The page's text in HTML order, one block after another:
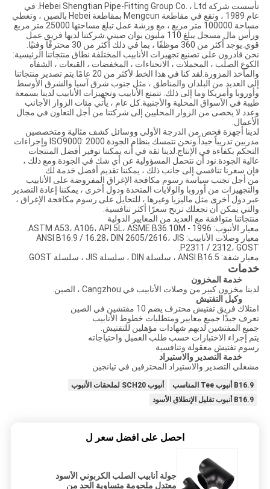
تأسست شركة Hebei Shengtian Pipe-Fitting Group Co. ، Ltd. في
عام 1989 ، وتقع في مقاطعة Mengcun بمقاطعة Hebei بالصين ، وتغطي
مساحة 100000 متر مربع ، مع ورشة عمل تبلغ مساحتها 25000 متر مربع
ورأس مال مسجل يبلغ 110 مليون يوان صيني.شركتنا لديها فريق عمل
قوي.يوجد أكثر من 360 موظفًا ، بما في ذلك أكثر من 30 محترفًا وفنيًا.
نحن قادرون على تصنيع تجهيزات الأنابيب المختلفة.نطاق منتجاتنا الرئيسية:
الكوع الصلب ، المحملات ، الانحناءات ، المخفضات ، القبعات ، الشفاه
والمآخذ المزورة.لقد كنا في هذا الخط لأكثر من 20 عامًا.يتم تصدير منتجاتنا
إلى العديد من البلدان والمناطق ، مثل جنوب شرق آسيا والشرق الأوسط
وأوروبا وأمريكا وما إلى ذلك. تتمتع الأنابيب وتجهيزات الأنابيب لدينا بسمعة
طيبة في الأسواق المحلية والأجنبية.كل عام ، يأتي مئات الزوار الأجانب
وعدد لا يحصى من الزوار المحليين إلى شركتنا من أجل التعاون في مجال
الأعمال.
لدينا أجهزة فحص من الدرجة الأولى ووسائل كشف مثالية ومتخصصين
مدربين تدريباً جيداً.ونحن نتمسك بنظام الجودة ISO9000: 2000 وإجراءات
التحكم بكفاءة في الإنتاج.لدينا ثقة في أنه يمكننا توفير أفضل المنتجات
عالية الجودة.نود أن نتحمل المسؤولية عن أي شك في الجودة.ومع ذلك ،
فإن سعرنا تنافسي.إلى جانب ذلك ، يمكننا تقديم أفضل خدمة لك.
من أجل تجنب سياسة رسوم مكافحة الإغراق المفروضة على الأنابيب
والتجهيزات من أوروبا والولايات المتحدة ودول أخرى ، يمكننا إعادة التصدير
عبر دول أخرى مثل ماليزيا وغيرها ، للتحايل على رسوم مكافحة الإغراق ،
والتي يمكن أن تجعلك تربح سعرًا أكثر تنافسية.
منتجاتنا متوافقة مع العديد من المعايير الدولية
معيار الأنبوب: ASTM A53، A106، API 5L، ASME B36.10M - 1996.
معيار وصلات الأنابيب: ANSI B16.9 / 16.28، DIN 2605/2616، JIS
P2311 / 2312، GOST.
معيار شفة: ANSI B16.5 ، سلسلة DIN ، سلسلة JIS ، سلسلة GOST.
خدمات
خدمة المخزون
لدينا مخزون كبير من وصلات الأنابيب في Cangzhou ، الصين.
وكيل التفتيش
امتلاك فريق تفتيش محترف يضم 10 مفتشين في الصين
تعرف جيدًا جميع معايير ومتطلبات خطوط الأنابيب
جميع المفتشين لديهم شهادات مؤهلين للتفتيش.
يتم إجراء الاختبارات حسب طلب العميل واحتياجاته
رسوم تفتيش معقولة وتنافسية
خدمة التصدير والاستيراد
مشغلي التصدير والاستيراد المحترفين في تيانجين
B16.9 أنبوب Tee المناسب
أنبوب SCH20 لملحقات الأنبوب
B16.9 أنبوب تقليل الإنطلاق الأسود
احصل على افضل سعر ل
جولة أنابيب الصلب الكربوني الأسود
معتدل ملحومة متساوية الحد من